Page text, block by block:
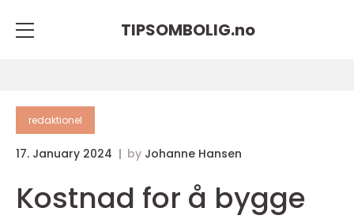
TIPSOMBOLIG.no
redaktionel
17. January 2024 by Johanne Hansen
Kostnad for å bygge